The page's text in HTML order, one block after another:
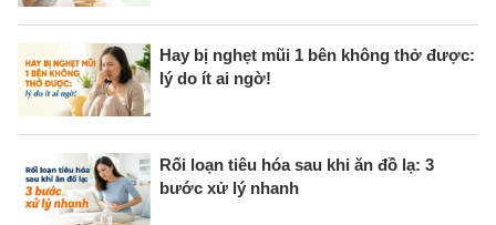
Hay bị nghẹt mũi 1 bên không thở được:
lý do ít ai ngờ!
Rối loạn tiêu hóa sau khi ăn đồ lạ: 3
bước xử lý nhanh